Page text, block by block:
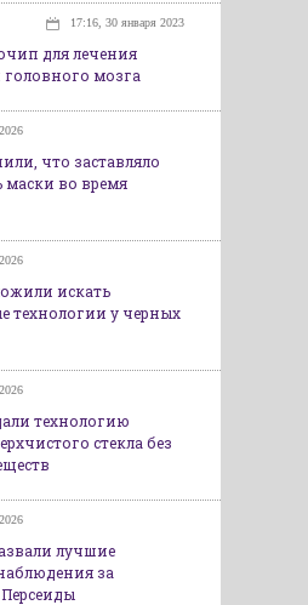
17:16, 30 января 2023
для лечения
головного мозга
что заставляло
маски во время
искать
технологии у черных
технологию
стекла без
лучшие
за